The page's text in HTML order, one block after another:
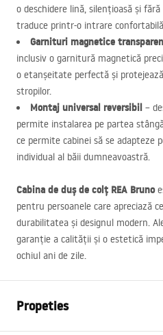
o deschidere lină, silențioasă și
traduce printr-o intrare
Garnituri magnetice
inclusiv o garnitură magnetică
o etanșeitate perfectă și
stropilor.
Montaj universal reversibil –
permite instalarea pe partea
ce permite cabinei să se adapteze
individual al băii dumneavoastră.
Cabina de duș de colț REA Bruno
pentru persoanele care apreciază
durabilitatea și designul modern.
garanție a calității și o estetică
ochiul ani de zile.
Propeties